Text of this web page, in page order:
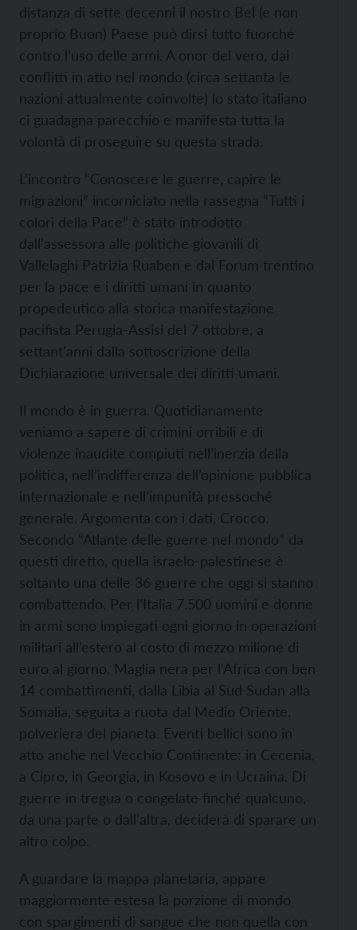
distanza di sette decenni il nostro Bel (e non
proprio Buon) Paese può dirsi tutto fuorché
contro l’uso delle armi. A onor del vero, dai
conflitti in atto nel mondo (circa settanta le
nazioni attualmente coinvolte) lo stato italiano
ci guadagna parecchio e manifesta tutta la
volontà di proseguire su questa strada.
L’incontro “Conoscere le guerre, capire le
migrazioni” incorniciato nella rassegna “Tutti i
colori della Pace” è stato introdotto
dall’assessora alle politiche giovanili di
Vallelaghi Patrizia Ruaben e dal Forum trentino
per la pace e i diritti umani in quanto
propedeutico alla storica manifestazione
pacifista Perugia-Assisi del 7 ottobre, a
settant’anni dalla sottoscrizione della
Dichiarazione universale dei diritti umani.
Il mondo è in guerra. Quotidianamente
veniamo a sapere di crimini orribili e di
violenze inaudite compiuti nell’inerzia della
politica, nell’indifferenza dell’opinione pubblica
internazionale e nell’impunità pressoché
generale. Argomenta con i dati, Crocco.
Secondo “Atlante delle guerre nel mondo” da
questi diretto, quella israelo-palestinese è
soltanto una delle 36 guerre che oggi si stanno
combattendo. Per l’Italia 7.500 uomini e donne
in armi sono impiegati ogni giorno in operazioni
militari all’estero al costo di mezzo milione di
euro al giorno. Maglia nera per l’Africa con ben
14 combattimenti, dalla Libia al Sud Sudan alla
Somalia, seguita a ruota dal Medio Oriente,
polveriera del pianeta. Eventi bellici sono in
atto anche nel Vecchio Continente: in Cecenia,
a Cipro, in Georgia, in Kosovo e in Ucraina. Di
guerre in tregua o congelate finché qualcuno,
da una parte o dall’altra, deciderà di sparare un
altro colpo.
A guardare la mappa planetaria, appare
maggiormente estesa la porzione di mondo
con spargimenti di sangue che non quella con